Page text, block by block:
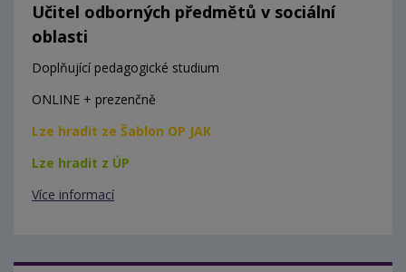
Učitel odborných předmětů v sociální
oblasti
Doplňující pedagogické studium
ONLINE + prezenčně
Lze hradit ze Šablon OP JAK
Lze hradit z ÚP
Více informací